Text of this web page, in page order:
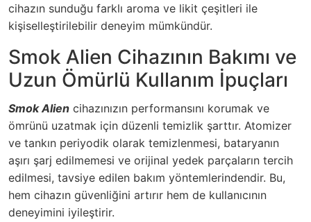
cihazın sunduğu farklı aroma ve likit çeşitleri ile
kişiselleştirilebilir deneyim mümkündür.
Smok Alien Cihazının Bakımı ve
Uzun Ömürlü Kullanım İpuçları
Smok Alien cihazınızın performansını korumak ve
ömrünü uzatmak için düzenli temizlik şarttır. Atomizer
ve tankın periyodik olarak temizlenmesi, bataryanın
aşırı şarj edilmemesi ve orijinal yedek parçaların tercih
edilmesi, tavsiye edilen bakım yöntemlerindendir. Bu,
hem cihazın güvenliğini artırır hem de kullanıcının
deneyimini iyileştirir.